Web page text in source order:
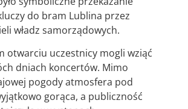
do bram Lublina przez
władz samorządowych.
otwarciu uczestnicy mogli wziąć
dniach koncertów. Mimo
pogody atmosfera pod
gorąca, a publiczność